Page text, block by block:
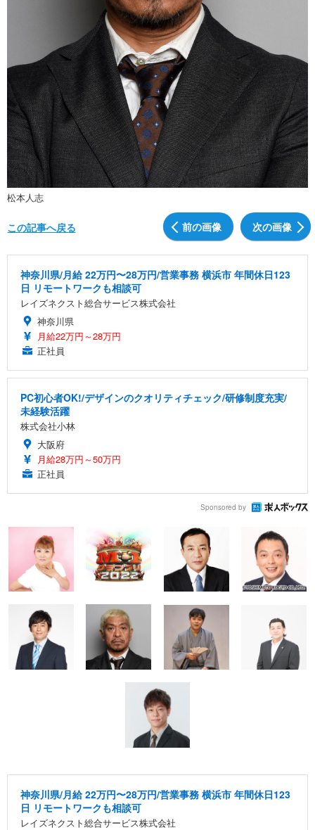
松本人志
前の画像 次の画像
この記事へ戻る
神奈川県/月給 22万円〜28万円/営業事務 横浜市 年間休日123
日 リモートワークも相談可
レイズネクスト総合サービス株式会社
神奈川県
月給22万円～28万円
正社員
PC初心者OK!/デザインのクオリティチェック/研修制度充実/
未経験活躍
株式会社小林
大阪府
月給28万円～50万円
正社員
Sponsored by
神奈川県/月給 22万円〜28万円/営業事務 横浜市 年間休日123
日 リモートワークも相談可
レイズネクスト総合サービス株式会社